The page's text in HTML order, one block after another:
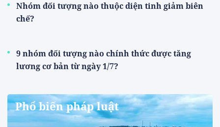
Nhóm đối tượng nào thuộc diện tinh giảm biên
chế?
9 nhóm đối tượng nào chính thức được tăng
lương cơ bản từ ngày 1/7?
Phổ biến pháp luật